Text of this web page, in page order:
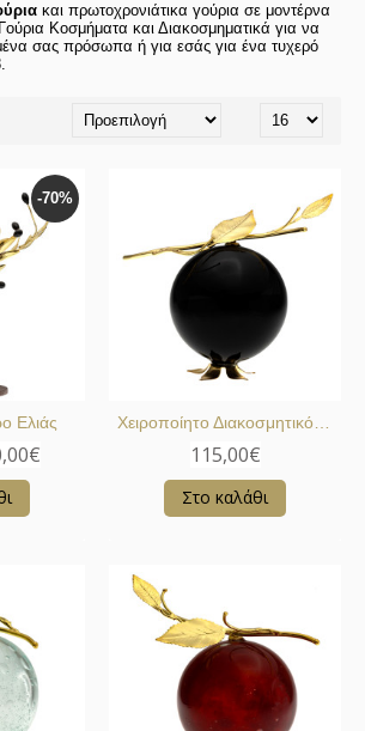
και πρωτοχρονιάτικα γούρια σε μοντέρνα
Κοσμήματα και Διακοσμηματικά για να
σας πρόσωπα ή για εσάς για ένα τυχερό
-70%
Ελιάς
115,00€
Στο καλάθι